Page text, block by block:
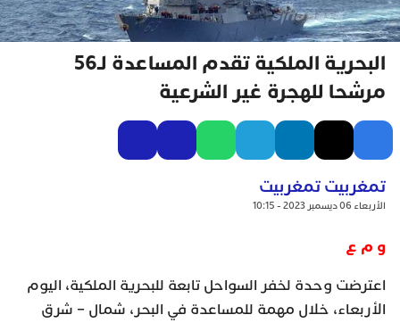
البحرية الملكية تقدم المساعدة لـ56
مرشحا للهجرة غير الشرعية
تمغربيت تمغربيت
الأربعاء 06 ديسمبر 2023 - 10:15
و م ع
اعترضت وحدة لخفر السواحل تابعة للبحرية الملكية، اليوم
الأربعاء، خلال مهمة للمساعدة في البحر، شمال – شرق